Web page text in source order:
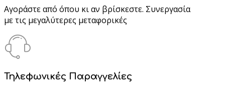
Αγοράστε από όπου κι αν βρίσκεστε. Συνεργασία
με τις μεγαλύτερες μεταφορικές
Τηλεφωνικές Παραγγελίες